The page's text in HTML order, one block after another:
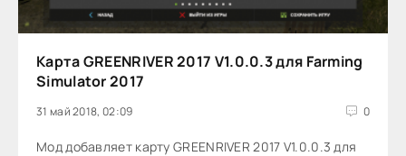
Карта GREENRIVER 2017 V1.0.0.3 для Farming
Simulator 2017
31 май 2018, 02:09 0
Мод добавляет карту GREENRIVER 2017 V1.0.0.3 для